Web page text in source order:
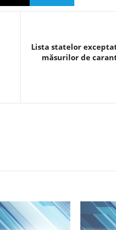
Lista statelor
măsurilor de